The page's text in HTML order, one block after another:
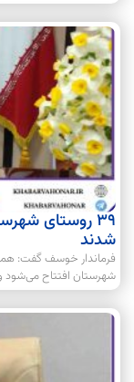
۳۹ روستای
شدند
شهرستان افتتاح می‌شود و با